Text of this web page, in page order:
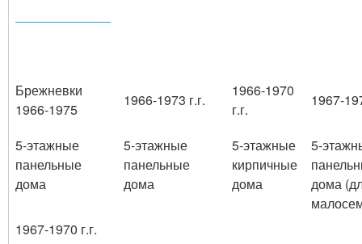
Брежневки
1966-1975
1966-1973 г.г.
1966-1970
г.г.
1967-
5-этажные
панельные
дома
5-этажные
панельные
дома
5-этажные
кирпичные
дома
5-
дома
1967-1970 г.г.